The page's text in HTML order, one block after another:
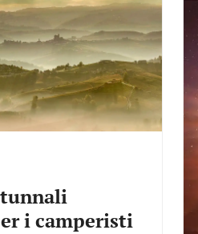
i camperisti